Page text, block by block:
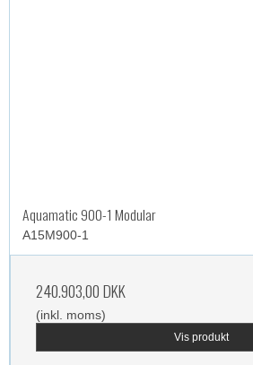
Aquamatic 900-1 Modular
A15M900-1
240.903,00 DKK
(inkl. moms)
Vis produkt